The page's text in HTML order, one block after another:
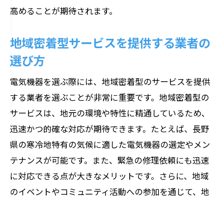
高めることが期待されます。
地域密着型サービスを提供する業者の
選び方
電気機器を選ぶ際には、地域密着型のサービスを提供
する業者を選ぶことが非常に重要です。地域密着型の
サービスは、地元の環境や特性に精通しているため、
迅速かつ的確な対応が期待できます。たとえば、長野
県の寒冷地特有の気候に適した電気機器の選定やメン
テナンスが可能です。また、緊急の修理依頼にも迅速
に対応できる点が大きなメリットです。さらに、地域
のイベントやコミュニティ活動への参加を通じて、地